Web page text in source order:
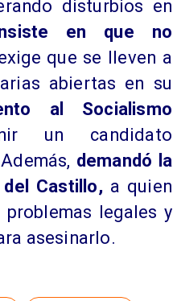
disturbios en
en que no
que se lleven a
abiertas en su
al Socialismo
un candidato
demandó la
Castillo, a quien
legales y
asesinarlo.